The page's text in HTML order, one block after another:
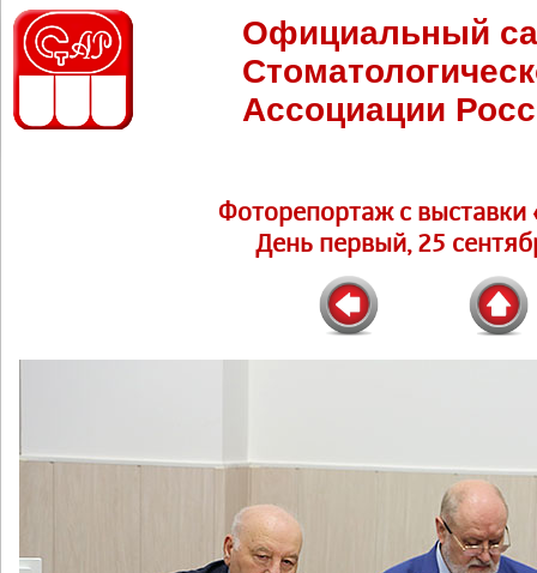
Официальный
Ассоциации
Фоторепортаж c выставки
День первый, 25